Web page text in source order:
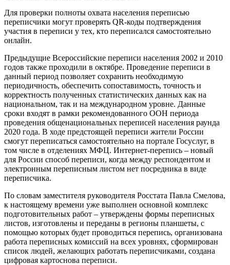
Для проверки полноты охвата населения переписью
переписчики могут проверять QR-коды подтверждения
участия в переписи у тех, кто переписался самостоятельно
онлайн.
Предыдущие Всероссийские переписи населения 2002 и 2010
годов также проходили в октябре. Проведение переписи в
данный период позволяет сохранить необходимую
периодичность, обеспечить сопоставимость, точность и
корректность полученных статистических данных как на
национальном, так и на международном уровне. Данные
сроки входят в рамки рекомендованного ООН периода
проведения общенациональных переписей населения раунда
2020 года. В ходе предстоящей переписи жители России
смогут переписаться самостоятельно на портале Госуслуг, в
том числе в отделениях МФЦ. Интернет-перепись – новый
для России способ переписи, когда между респондентом и
электронным переписным листом нет посредника в виде
переписчика.
По словам заместителя руководителя Росстата Павла Смелова,
к настоящему времени уже выполнен основной комплекс
подготовительных работ – утверждены формы переписных
листов, изготовлены и переданы в регионы планшеты, с
помощью которых будет проводиться перепись, организована
работа переписных комиссий на всех уровнях, сформирован
список людей, желающих работать переписчиками, создана
цифровая картоснова переписи.